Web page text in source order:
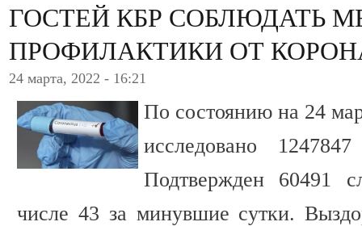
ГОСТЕЙ КБР СОБЛЮДАТЬ
ПРОФИЛАКТИКИ ОТ
24 марта, 2022 - 16:21
По состоянию на 24
исследовано
Подтвержден 60491
числе 43 за минувшие сутки.